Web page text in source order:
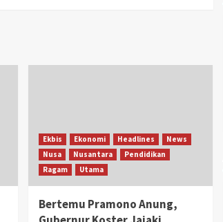
Ekbis Ekonomi Headlines
News
Nusa
Nusantara
Pendidikan
Ragam
Utama
Bertemu Pramono Anung,